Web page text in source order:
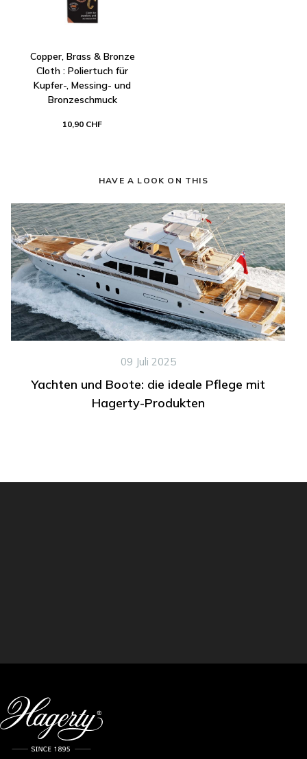
Copper, Brass & Bronze
Cloth : Poliertuch für
Kupfer-, Messing- und
Bronzeschmuck
10,90 CHF
HAVE A LOOK ON THIS
09 Juli 2025
Yachten und Boote: die ideale Pflege mit
Hagerty-Produkten